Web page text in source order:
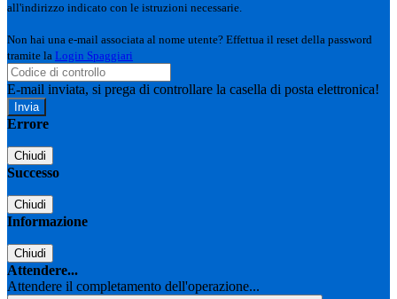
all'indirizzo indicato con le istruzioni necessarie.
Non hai una e-mail associata al nome utente? Effettua il reset della password
tramite la Login Spaggiari
E-mail inviata, si prega di controllare la casella di posta elettronica!
Errore
Chiudi
Successo
Chiudi
Informazione
Chiudi
Attendere...
Attendere il completamento dell'operazione...